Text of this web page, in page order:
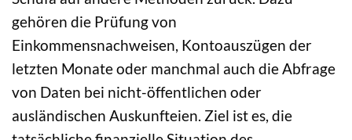
gehören die Prüfung von
Einkommensnachweisen, Kontoauszügen der
letzten Monate oder manchmal auch die Abfrage
von Daten bei nicht-öffentlichen oder
ausländischen Auskunfteien. Ziel ist es, die